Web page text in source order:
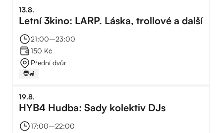
13.8.
Letní 3kino: LARP. Láska, trollové a další
21:00–⁠23:00
150 Kč
Přední dvůr
🧑‍🦽
19.8.
HYB4 Hudba: Sady kolektiv DJs
17:00–⁠22:00